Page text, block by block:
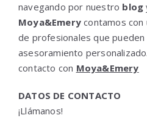
navegando por nuestro blog
Moya&Emery contamos con
de profesionales que
asesoramiento
contacto con Moya&Emery
DATOS DE CONTACTO
¡Llámanos!